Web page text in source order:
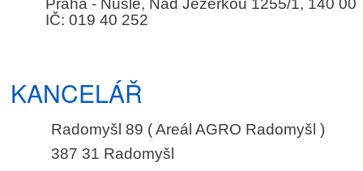
Praha - Nusle, Nad Jezerkou 1255/1, 140 00
IČ: 019 40 252
KANCELÁŘ
Radomyšl 89 ( Areál AGRO Radomyšl )
387 31 Radomyšl